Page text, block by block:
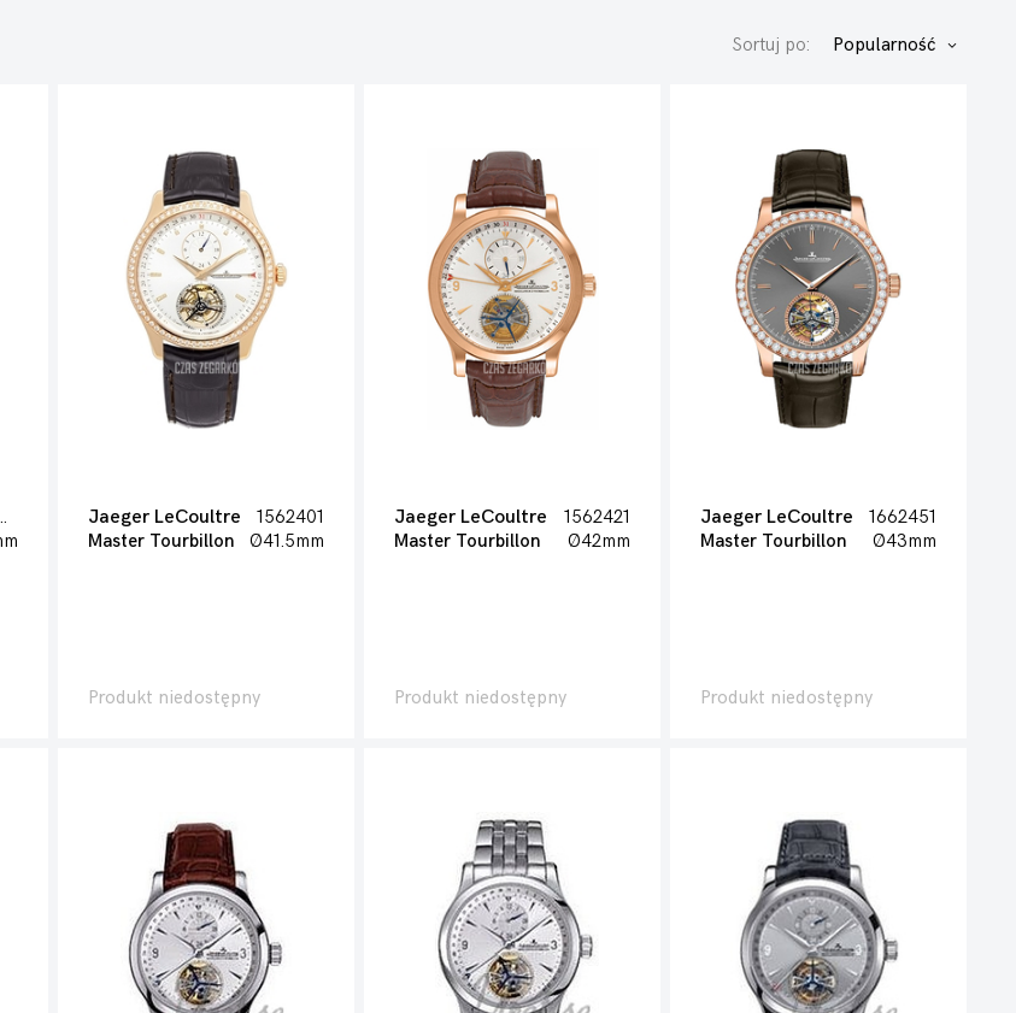
Sortuj po: Popularność
Jaeger LeCoultre
1562401
Master Tourbillon
Ø41.5mm
Produkt niedostępny
Jaeger LeCoultre
1562421
Master Tourbillon
Ø42mm
Produkt niedostępny
Jaeger LeCoultre
1662451
Master Tourbillon
Ø43mm
Produkt niedostępny